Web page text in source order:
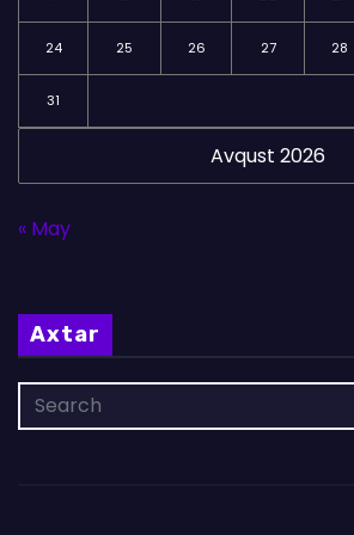
Avqust 2026
24 25 26 27 28
31
« May
Axtar